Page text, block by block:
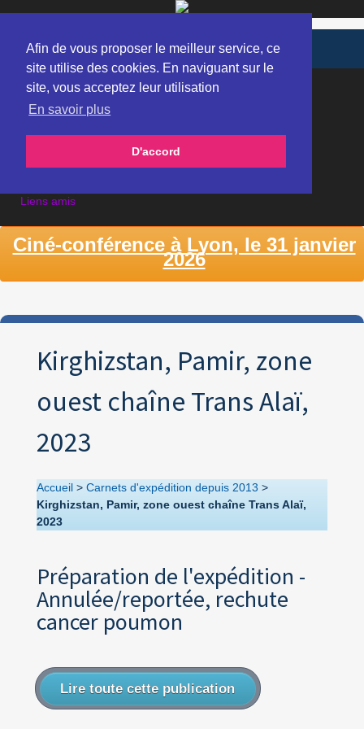
Afin de vous proposer le meilleur service, ce
site utilise des cookies. En naviguant sur le
site, vous acceptez leur utilisation
En savoir plus
D'accord
Accueil
Carnets d'expédition depuis 2013
Films réalisés
Défi solidaire contre le cancer 2013-2015
Expéditions depuis 1984
Liens amis
Ciné-conférence à Lyon, le 31 janvier
2026
Kirghizstan, Pamir, zone
ouest chaîne Trans Alaï,
2023
Accueil> Carnets d'expédition depuis 2013 >
Kirghizstan, Pamir, zone ouest chaîne Trans Alaï,
2023
Préparation de l'expédition -
Annulée/reportée, rechute
cancer poumon
Lire toute cette publication